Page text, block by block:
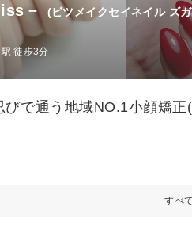
－ (ビツメイクセイネイル ズ
徒歩3分
で通う地域NO.1小顔矯
すべ